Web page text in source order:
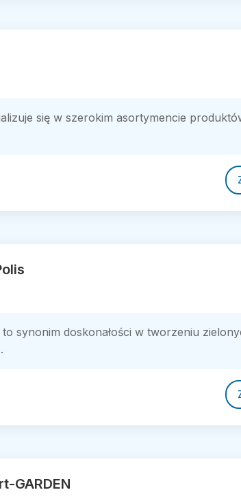
się w szerokim asortymencie
synonim doskonałości w tworzeniu
GARDEN